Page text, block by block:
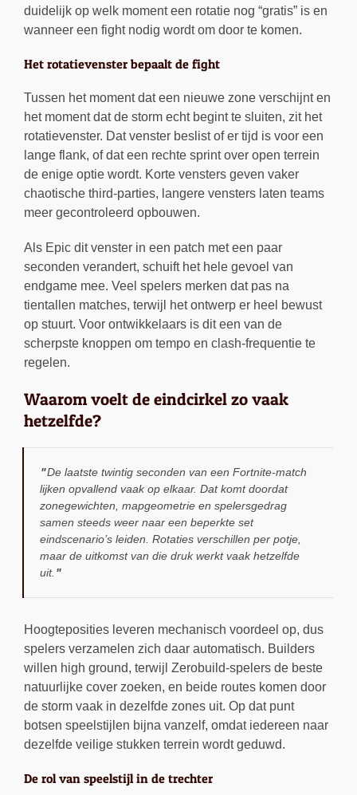
duidelijk op welk moment een rotatie nog “gratis” is en
wanneer een fight nodig wordt om door te komen.
Het rotatievenster bepaalt de fight
Tussen het moment dat een nieuwe zone verschijnt en
het moment dat de storm echt begint te sluiten, zit het
rotatievenster. Dat venster beslist of er tijd is voor een
lange flank, of dat een rechte sprint over open terrein
de enige optie wordt. Korte vensters geven vaker
chaotische third-parties, langere vensters laten teams
meer gecontroleerd opbouwen.
Als Epic dit venster in een patch met een paar
seconden verandert, schuift het hele gevoel van
endgame mee. Veel spelers merken dat pas na
tientallen matches, terwijl het ontwerp er heel bewust
op stuurt. Voor ontwikkelaars is dit een van de
scherpste knoppen om tempo en clash-frequentie te
regelen.
Waarom voelt de eindcirkel zo vaak
hetzelfde?
De laatste twintig seconden van een Fortnite-match
lijken opvallend vaak op elkaar. Dat komt doordat
zonegewichten, mapgeometrie en spelersgedrag
samen steeds weer naar een beperkte set
eindscenario’s leiden. Rotaties verschillen per potje,
maar de uitkomst van die druk werkt vaak hetzelfde
uit.
Hoogteposities leveren mechanisch voordeel op, dus
spelers verzamelen zich daar automatisch. Builders
willen high ground, terwijl Zerobuild-spelers de beste
natuurlijke cover zoeken, en beide routes komen door
de storm vaak in dezelfde zones uit. Op dat punt
botsen speelstijlen bijna vanzelf, omdat iedereen naar
dezelfde veilige stukken terrein wordt geduwd.
De rol van speelstijl in de trechter